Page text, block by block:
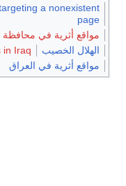
a nonexistent
page
مواقع أثرية في محافظة
الهلال الخصيب
in Iraq
مواقع أثرية في العراق